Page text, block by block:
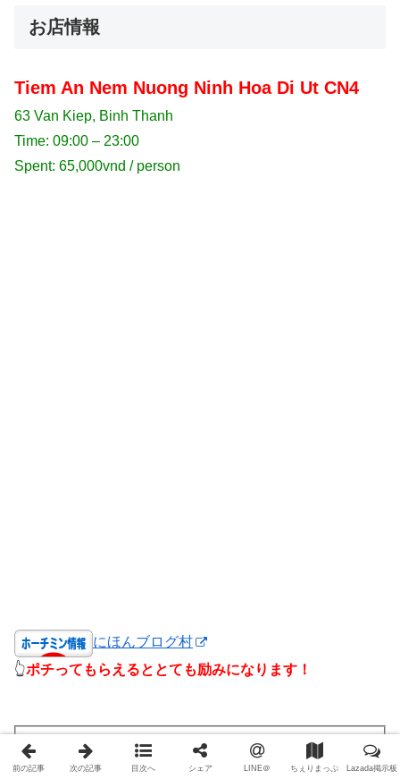
お店情報
Tiem An Nem Nuong Ninh Hoa Di Ut CN4
63 Van Kiep, Binh Thanh
Time: 09:00 – 23:00
Spent: 65,000vnd / person
にほんブログ村
👆ポチってもらえるととても励みになります！
ユーザー名:
前の記事 次の記事 目次へ シェア LINE＠ ちぇりまっぷ Lazada掲示板